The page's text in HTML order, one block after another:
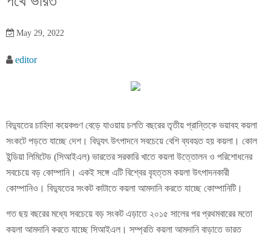
May 29, 2022
editor
বিদ্যুতের চাহিদা কয়েকগুণ বেড়ে যাওয়ায় চলতি বছরের তৃতীয় প্রান্তিকে ভয়াবহ কয়লা
সংকটে পড়তে যাচ্ছে দেশ। বিদ্যুৎ উৎপাদনে সবচেয়ে বেশি ব্যবহৃত হয় কয়লা। কোল
ইন্ডিয়া লিমিটেড (সিআইএল) ভারতের সরকারি খাতে কয়লা উত্তোলন ও পরিশোধনের
সবচেয়ে বড় কোম্পানি। একই সঙ্গে এটি বিশ্বের বৃহত্তম কয়লা উৎপাদনকারী
কোম্পানিও। বিদ্যুতের সংকট কাটাতে কয়লা আমদানি করতে যাচ্ছে কোম্পানিটি।
গত ছয় বছরের মধ্যে সবচেয়ে বড় সংকট এড়াতে ২০১৫ সালের পর প্রথমবারের মতো
কয়লা আমদানি করতে যাচ্ছে সিআইএল। সম্প্রতি কয়লা আমদানি বাড়াতে ভারত